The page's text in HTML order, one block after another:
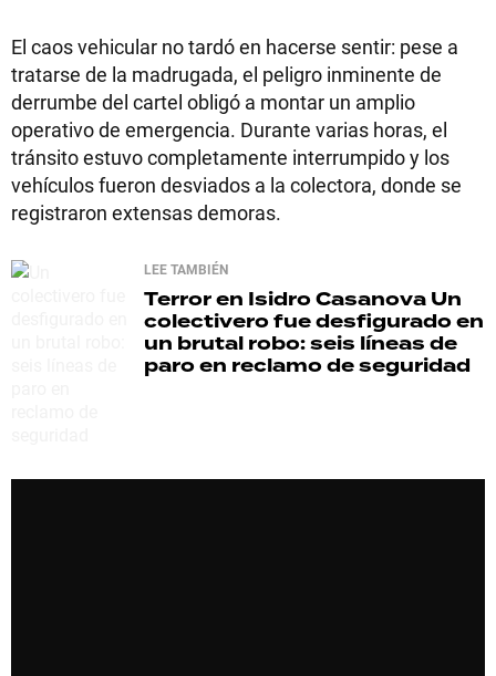
El caos vehicular no tardó en hacerse sentir: pese a
tratarse de la madrugada, el peligro inminente de
derrumbe del cartel obligó a montar un amplio
operativo de emergencia. Durante varias horas, el
tránsito estuvo completamente interrumpido y los
vehículos fueron desviados a la colectora, donde se
registraron extensas demoras.
LEE TAMBIÉN
Terror en Isidro Casanova Un
colectivero fue desfigurado en
un brutal robo: seis líneas de
paro en reclamo de seguridad